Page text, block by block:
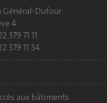
Général-Dufour
4
379 71 11
379 11 34
aux bâtiments